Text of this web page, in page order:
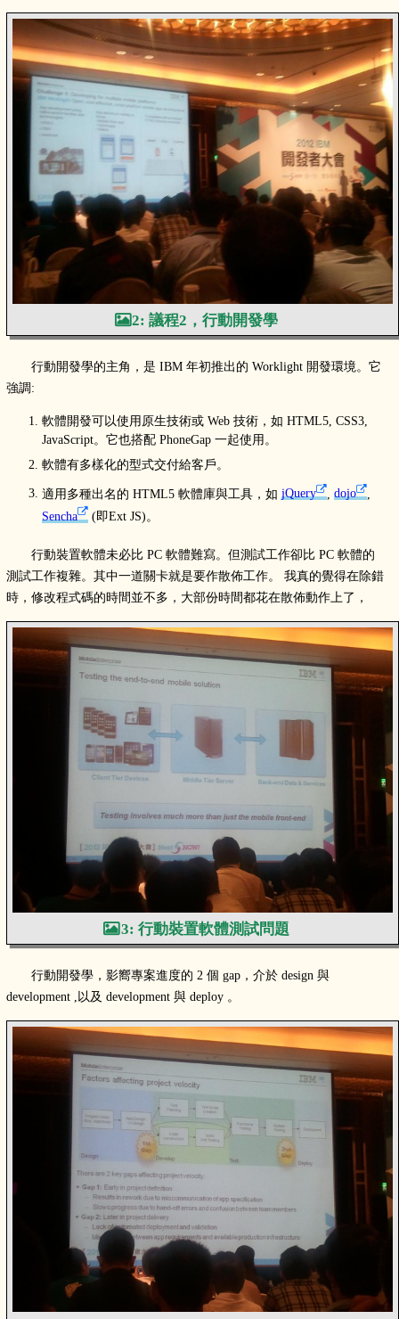
2: 議程2，行動開發學
行動開發學的主角，是 IBM 年初推出的 Worklight 開發環境。它
強調:
軟體開發可以使用原生技術或 Web 技術，如 HTML5, CSS3,
JavaScript。它也搭配 PhoneGap 一起使用。
軟體有多樣化的型式交付給客戶。
適用多種出名的 HTML5 軟體庫與工具，如 jQuery dojo
Sencha
(即Ext JS)。
行動裝置軟體未必比 PC 軟體難寫。但測試工作卻比 PC 軟體的
測試工作複雜。其中一道關卡就是要作散佈工作。 我真的覺得在除錯
時，修改程式碼的時間並不多，大部份時間都花在散佈動作上了，
3: 行動裝置軟體測試問題
行動開發學，影嚮專案進度的 2 個 gap，介於 design 與
development ,以及 development 與 deploy 。